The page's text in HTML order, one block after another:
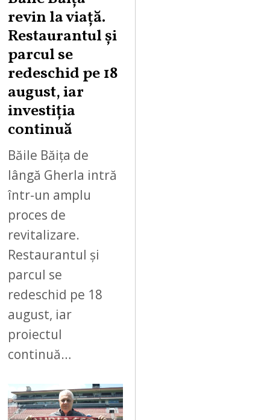
S
9
revin la viață.
Restaurantul și
parcul se
redeschid pe 18
august, iar
investiția
continuă
Băile Băița de
lângă Gherla intră
într-un amplu
proces de
revitalizare.
Restaurantul și
parcul se
redeschid pe 18
august, iar
proiectul
continuă…